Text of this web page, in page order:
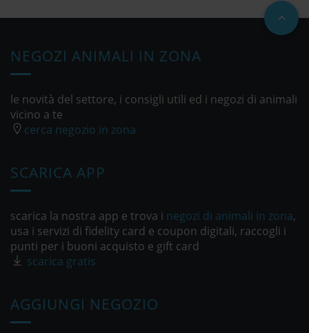
NEGOZI ANIMALI IN ZONA
le novità del settore, i consigli utili ed i negozi di animali
vicino a te
cerca negozio in zona
SCARICA APP
scarica la nostra app e trova i negozi di animali in zona,
usa i servizi di fidelity card e coupon digitali, raccogli i
punti per i buoni acquisto e gift card
scarica gratis
AGGIUNGI NEGOZIO